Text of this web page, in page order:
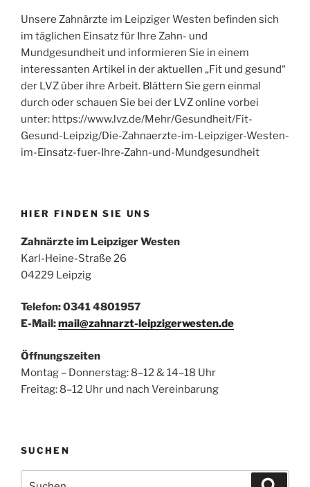
Unsere Zahnärzte im Leipziger Westen befinden sich
im täglichen Einsatz für Ihre Zahn- und
Mundgesundheit und informieren Sie in einem
interessanten Artikel in der aktuellen „Fit und gesund“
der LVZ über ihre Arbeit. Blättern Sie gern einmal
durch oder schauen Sie bei der LVZ online vorbei
unter: https://www.lvz.de/Mehr/Gesundheit/Fit-
Gesund-Leipzig/Die-Zahnaerzte-im-Leipziger-Westen-
im-Einsatz-fuer-Ihre-Zahn-und-Mundgesundheit
HIER FINDEN SIE UNS
Zahnärzte im Leipziger Westen
Karl-Heine-Straße 26
04229 Leipzig
Telefon: 0341 4801957
E-Mail:mail@zahnarzt-leipzigerwesten.de
Öffnungszeiten
Montag – Donnerstag: 8–12 & 14–18 Uhr
Freitag: 8–12 Uhr und nach Vereinbarung
SUCHEN